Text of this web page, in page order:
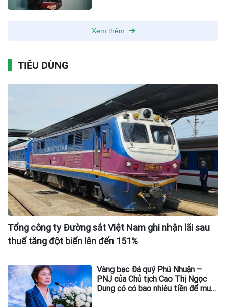
Xem thêm
TIÊU DÙNG
Tổng công ty Đường sắt Việt Nam ghi nhận lãi sau
thuế tăng đột biến lên đến 151%
Vàng bạc Đá quý Phú Nhuận –
PNJ của Chủ tịch Cao Thị Ngọc
Dung có có bao nhiêu tiền để mua